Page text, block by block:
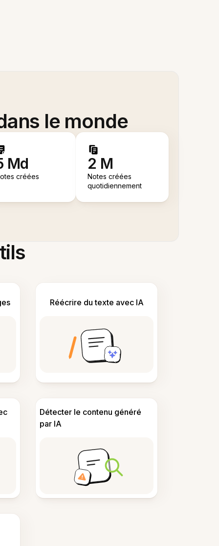
le monde
Md
créées
2 M
Notes créées
quotidiennement
Réécrire du texte avec IA
Détecter le contenu généré
par IA